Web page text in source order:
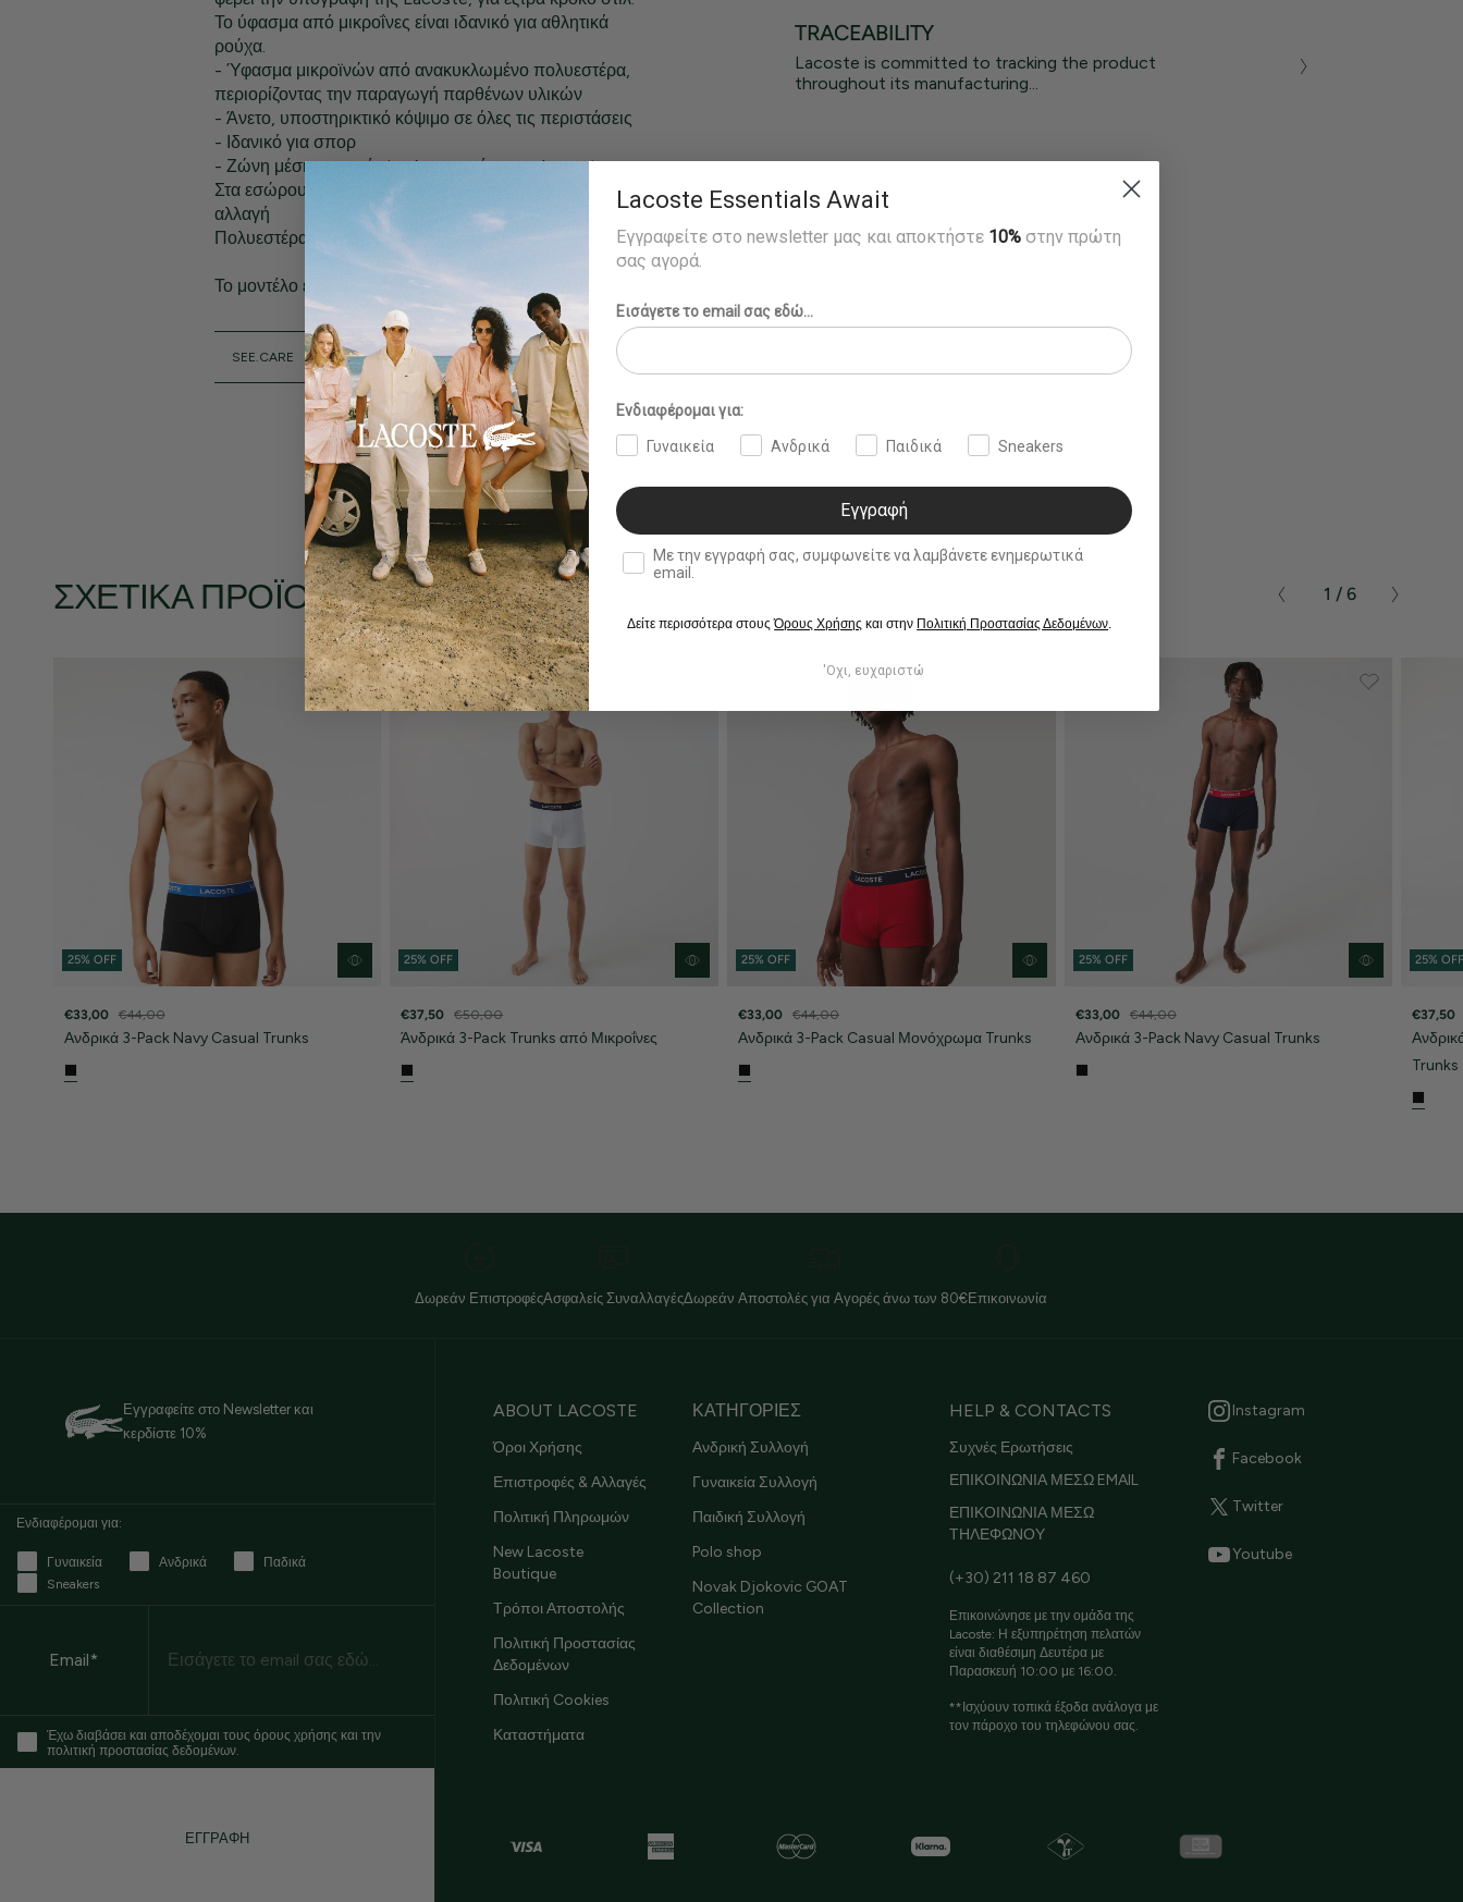
Το ύφασμα από μικροΐνες είναι ιδανικό για αθλητικά
ρούχα.
- Ύφασμα μικροϊνών από ανακυκλωμένο πολυεστέρα,
περιορίζοντας την παραγωγή παρθένων υλικών
- Άνετο, υποστηρικτικό κόψιμο σε όλες τις περιστάσεις
- Ιδανικό για σπορ
- Ζώνη μέσης με εφέ piqué με το σήμα της Lacoste
Στα εσώρουχα δεν μπορεί να γίνει επιστροφή ή
αλλαγή
Πολυεστέρας (91%), Ελαστάν (9%)
Το μοντέλο έχει ύψος 1,80 μ. και φοράει το μέγεθος M.
SEE.CARE
TRACEABILITY
Lacoste is committed to tracking the product
throughout its manufacturing...
ΣΧΕΤΙΚΆ ΠΡΟΪΌΝΤΑ
25% OFF
€33,00 €44,00
Ανδρικά 3-Pack Navy Casual Trunks
25% OFF
€37,50 €50,00
Άνδρικά 3-Pack Trunks από Μικροΐνες
25% OFF
€33,00 €44,00
Ανδρικά 3-Pack Casual Μονόχρωμα Trunks
25% OFF
€33,00 €44,00
Ανδρικά 3-Pack Navy Casual Trunks
25%
€37,50
Trunks
1 / 6
Δωρεάν ΕπιστροφέςΑσφαλείς ΣυναλλαγέςΔωρεάν Αποστολές για Αγορές άνω των 80€Επικοινωνία
Εγγραφείτε στο Newsletter και
κερδίστε 10%
Ενδιαφέρομαι για:
Γυναικεία Ανδρικά
Παδικά
Sneakers
Email*
Έχω διαβάσει και αποδέχομαι τους όρους χρήσης και την
πολιτική προστασίας δεδομένων.
ΕΓΓΡΑΦΗ
ABOUT LACOSTE
Όροι Χρήσης
Επιστροφές & Αλλαγές
Πολιτική Πληρωμών
New Lacoste
Boutique
Τρόποι Αποστολής
Πολιτική Προστασίας
Δεδομένων
Πολιτική Cookies
Καταστήματα
ΚΑΤΗΓΟΡΙΕΣ
Ανδρική Συλλογή
Γυναικεία Συλλογή
Παιδική Συλλογή
Polo shop
Novak Djokovic GOAT
Collection
HELP & CONTACTS
Συχνές Ερωτήσεις
ΕΠΙΚΟΙΝΩΝΙΑ ΜΕΣΩ EMAIL
ΕΠΙΚΟΙΝΩΝΙΑ ΜΕΣΩ
ΤΗΛΕΦΩΝΟΥ
(+30) 211 18 87 460
Επικοινώνησε με την ομάδα της
Lacoste: Η εξυπηρέτηση πελατών
είναι διαθέσιμη Δευτέρα με
Παρασκευή 10:00 με 16:00.
**Ισχύουν τοπικά έξοδα ανάλογα με
τον πάροχο του τηλεφώνου σας.
Instagram
Facebook
Twitter
Youtube
Lacoste Essentials Await
Εγγραφείτε στο newsletter μας και αποκτήστε 10% στην πρώτη
σας αγορά.
Εισάγετε το email σας εδώ...
Ενδιαφέρομαι για:
Γυναικεία Ανδρικά Παιδικά Sneakers
Εγγραφή
double opt in
Με την εγγραφή σας, συμφωνείτε να λαμβάνετε ενημερωτικά
email.
Δείτε περισσότερα στουςΌρους Χρήσης και στην Πολιτική Προστασίας Δεδομένων
'Οχι, ευχαριστώ